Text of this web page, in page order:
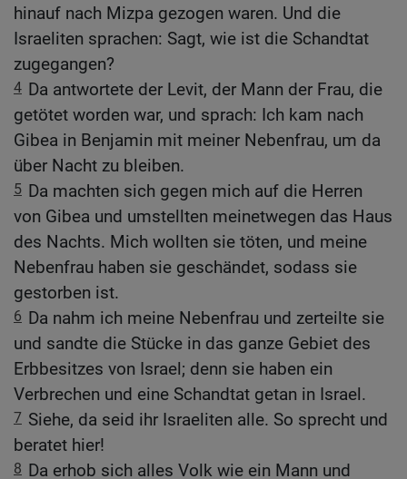
hinauf nach Mizpa gezogen waren. Und die
Israeliten sprachen: Sagt, wie ist die Schandtat
zugegangen?
4 Da antwortete der Levit, der Mann der Frau, die
getötet worden war, und sprach: Ich kam nach
Gibea in Benjamin mit meiner Nebenfrau, um da
über Nacht zu bleiben.
5 Da machten sich gegen mich auf die Herren
von Gibea und umstellten meinetwegen das Haus
des Nachts. Mich wollten sie töten, und meine
Nebenfrau haben sie geschändet, sodass sie
gestorben ist.
6 Da nahm ich meine Nebenfrau und zerteilte sie
und sandte die Stücke in das ganze Gebiet des
Erbbesitzes von Israel; denn sie haben ein
Verbrechen und eine Schandtat getan in Israel.
7 Siehe, da seid ihr Israeliten alle. So sprecht und
beratet hier!
8 Da erhob sich alles Volk wie ein Mann und